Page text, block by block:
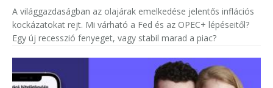
A világgazdaságban az olajárak emelkedése jelentős inflációs
kockázatokat rejt. Mi várható a Fed és az OPEC+ lépéseitől?
Egy új recesszió fenyeget, vagy stabil marad a piac?